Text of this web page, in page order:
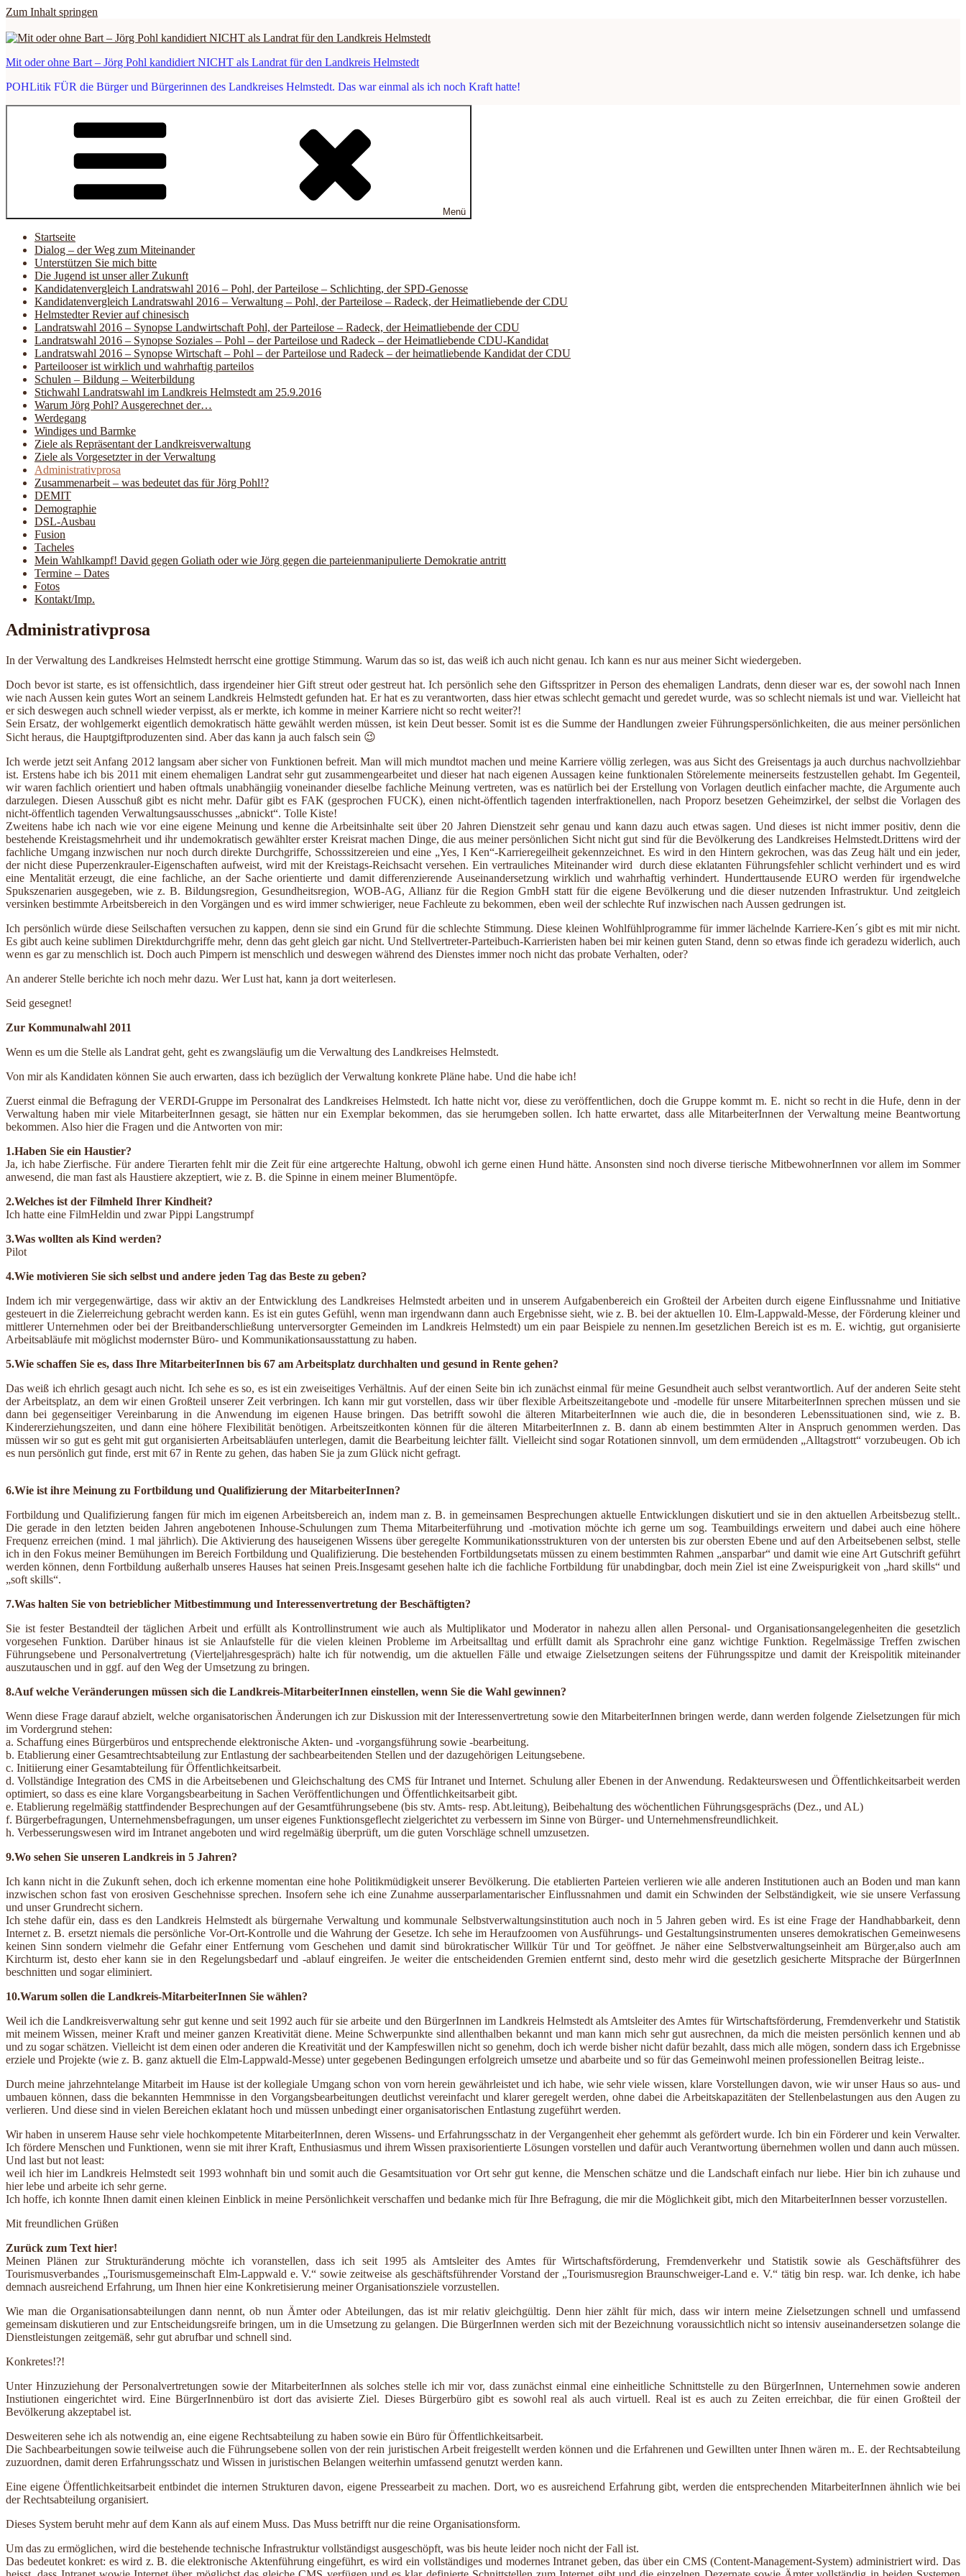
Zum Inhalt springen
Mit oder ohne Bart – Jörg Pohl kandidiert NICHT als Landrat für den Landkreis Helmstedt
POHLitik FÜR die Bürger und Bürgerinnen des Landkreises Helmstedt. Das war einmal als ich noch Kraft hatte!
Menü
Startseite
Dialog – der Weg zum Miteinander
Unterstützen Sie mich bitte
Die Jugend ist unser aller Zukunft
Kandidatenvergleich Landratswahl 2016 – Pohl, der Parteilose – Schlichting, der SPD-Genosse
Kandidatenvergleich Landratswahl 2016 – Verwaltung – Pohl, der Parteilose – Radeck, der Heimatliebende der CDU
Helmstedter Revier auf chinesisch
Landratswahl 2016 – Synopse Landwirtschaft Pohl, der Parteilose – Radeck, der Heimatliebende der CDU
Landratswahl 2016 – Synopse Soziales – Pohl – der Parteilose und Radeck – der Heimatliebende CDU-Kandidat
Landratswahl 2016 – Synopse Wirtschaft – Pohl – der Parteilose und Radeck – der heimatliebende Kandidat der CDU
Parteilooser ist wirklich und wahrhaftig parteilos
Schulen – Bildung – Weiterbildung
Stichwahl Landratswahl im Landkreis Helmstedt am 25.9.2016
Warum Jörg Pohl? Ausgerechnet der…
Werdegang
Windiges und Barmke
Ziele als Repräsentant der Landkreisverwaltung
Ziele als Vorgesetzter in der Verwaltung
Administrativprosa
Zusammenarbeit – was bedeutet das für Jörg Pohl!?
DEMIT
Demographie
DSL-Ausbau
Fusion
Tacheles
Mein Wahlkampf! David gegen Goliath oder wie Jörg gegen die parteienmanipulierte Demokratie antritt
Termine – Dates
Fotos
Kontakt/Imp.
Administrativprosa
In der Verwaltung des Landkreises Helmstedt herrscht eine grottige Stimmung. Warum das so ist, das weiß ich auch nicht genau. Ich kann es nur aus meiner Sicht wiedergeben.
Doch bevor ist starte, es ist offensichtlich, dass irgendeiner hier Gift streut oder gestreut hat. Ich persönlich sehe den Giftsspritzer in Person des ehemaligen Landrats, denn dieser war es, der sowohl nach Innen
wie nach Aussen kein gutes Wort an seinem Landkreis Helmstedt gefunden hat. Er hat es zu verantworten, dass hier etwas schlecht gemacht und geredet wurde, was so schlecht niemals ist und war. Vielleicht hat
er sich deswegen auch schnell wieder verpisst, als er merkte, ich komme in meiner Karriere nicht so recht weiter?!
Sein Ersatz, der wohlgemerkt eigentlich demokratisch hätte gewählt werden müssen, ist kein Deut besser. Somit ist es die Summe der Handlungen zweier Führungspersönlichkeiten, die aus meiner persönlichen
Sicht heraus, die Hauptgiftproduzenten sind. Aber das kann ja auch falsch sein 😉
Ich werde jetzt seit Anfang 2012 langsam aber sicher von Funktionen befreit. Man will mich mundtot machen und meine Karriere völlig zerlegen, was aus Sicht des Greisentags ja auch durchus nachvollziehbar
ist. Erstens habe ich bis 2011 mit einem ehemaligen Landrat sehr gut zusammengearbeitet und dieser hat nach eigenen Aussagen keine funktionalen Störelemente meinerseits festzustellen gehabt. Im Gegenteil,
wir waren fachlich orientiert und haben oftmals unabhängiig voneinander dieselbe fachliche Meinung vertreten, was es natürlich bei der Erstellung von Vorlagen deutlich einfacher machte, die Argumente auch
darzulegen. Diesen Ausschuß gibt es nicht mehr. Dafür gibt es FAK (gesprochen FUCK), einen nicht-öffentlich tagenden interfraktionellen, nach Proporz besetzen Geheimzirkel, der selbst die Vorlagen des
nicht-öffentlich tagenden Verwaltungsausschusses „abnickt“. Tolle Kiste!
Zweitens habe ich nach wie vor eine eigene Meinung und kenne die Arbeitsinhalte seit über 20 Jahren Dienstzeit sehr genau und kann dazu auch etwas sagen. Und dieses ist nicht immer positiv, denn die
bestehende Kreistagsmehrheit und ihr undemokratisch gewählter erster Kreisrat machen Dinge, die aus meiner persönlichen Sicht nicht gut sind für die Bevölkerung des Landkreises Helmstedt.Drittens wird der
fachliche Umgang inzwischen nur noch durch direkte Durchgriffe, Schosssitzereien und eine „Yes, I Ken“-Karrieregeilheit gekennzeichnet. Es wird in den Hintern gekrochen, was das Zeug hält und ein jeder,
der nicht diese Puperzenkrauler-Eigenschaften aufweist, wird mit der Kreistags-Reichsacht versehen. Ein vertrauliches Miteinander wird durch diese eklatanten Führungsfehler schlicht verhindert und es wird
eine Mentalität erzeugt, die eine fachliche, an der Sache orientierte und damit differenzierende Auseinandersetzung wirklich und wahrhaftig verhindert. Hunderttausende EURO werden für irgendwelche
Spukszenarien ausgegeben, wie z. B. Bildungsregion, Gesundheitsregion, WOB-AG, Allianz für die Region GmbH statt für die eigene Bevölkerung und die dieser nutzenden Infrastruktur. Und zeitgleich
versinken bestimmte Arbeitsbereich in den Vorgängen und es wird immer schwieriger, neue Fachleute zu bekommen, eben weil der schlechte Ruf inzwischen nach Aussen gedrungen ist.
Ich persönlich würde diese Seilschaften versuchen zu kappen, denn sie sind ein Grund für die schlechte Stimmung. Diese kleinen Wohlfühlprogramme für immer lächelnde Karriere-Ken´s gibt es mit mir nicht.
Es gibt auch keine sublimen Direktdurchgriffe mehr, denn das geht gleich gar nicht. Und Stellvertreter-Parteibuch-Karrieristen haben bei mir keinen guten Stand, denn so etwas finde ich geradezu widerlich, auch
wenn es gar zu menschlich ist. Doch auch Pimpern ist menschlich und deswegen während des Dienstes immer noch nicht das probate Verhalten, oder?
An anderer Stelle berichte ich noch mehr dazu. Wer Lust hat, kann ja dort weiterlesen.
Seid gesegnet!
Zur Kommunalwahl 2011
Wenn es um die Stelle als Landrat geht, geht es zwangsläufig um die Verwaltung des Landkreises Helmstedt.
Von mir als Kandidaten können Sie auch erwarten, dass ich bezüglich der Verwaltung konkrete Pläne habe. Und die habe ich!
Zuerst einmal die Befragung der VERDI-Gruppe im Personalrat des Landkreises Helmstedt. Ich hatte nicht vor, diese zu veröffentlichen, doch die Gruppe kommt m. E. nicht so recht in die Hufe, denn in der
Verwaltung haben mir viele MitarbeiterInnen gesagt, sie hätten nur ein Exemplar bekommen, das sie herumgeben sollen. Ich hatte erwartet, dass alle MitarbeiterInnen der Verwaltung meine Beantwortung
bekommen. Also hier die Fragen und die Antworten von mir:
1.Haben Sie ein Haustier?
Ja, ich habe Zierfische. Für andere Tierarten fehlt mir die Zeit für eine artgerechte Haltung, obwohl ich gerne einen Hund hätte. Ansonsten sind noch diverse tierische MitbewohnerInnen vor allem im Sommer
anwesend, die man fast als Haustiere akzeptiert, wie z. B. die Spinne in einem meiner Blumentöpfe.
2.Welches ist der Filmheld Ihrer Kindheit?
Ich hatte eine FilmHeldin und zwar Pippi Langstrumpf
3.Was wollten als Kind werden?
Pilot
4.Wie motivieren Sie sich selbst und andere jeden Tag das Beste zu geben?
Indem ich mir vergegenwärtige, dass wir aktiv an der Entwicklung des Landkreises Helmstedt arbeiten und in unserem Aufgabenbereich ein Großteil der Arbeiten durch eigene Einflussnahme und Initiative
gesteuert in die Zielerreichung gebracht werden kann. Es ist ein gutes Gefühl, wenn man irgendwann dann auch Ergebnisse sieht, wie z. B. bei der aktuellen 10. Elm-Lappwald-Messe, der Förderung kleiner und
mittlerer Unternehmen oder bei der Breitbanderschließung unterversorgter Gemeinden im Landkreis Helmstedt) um ein paar Beispiele zu nennen.Im gesetzlichen Bereich ist es m. E. wichtig, gut organisierte
Arbeitsabläufe mit möglichst modernster Büro- und Kommunikationsausstattung zu haben.
5.Wie schaffen Sie es, dass Ihre MitarbeiterInnen bis 67 am Arbeitsplatz durchhalten und gesund in Rente gehen?
Das weiß ich ehrlich gesagt auch nicht. Ich sehe es so, es ist ein zweiseitiges Verhältnis. Auf der einen Seite bin ich zunächst einmal für meine Gesundheit auch selbst verantwortlich. Auf der anderen Seite steht
der Arbeitsplatz, an dem wir einen Großteil unserer Zeit verbringen. Ich kann mir gut vorstellen, dass wir über flexible Arbeitszeitangebote und -modelle für unsere MitarbeiterInnen sprechen müssen und sie
dann bei gegenseitiger Vereinbarung in die Anwendung im eigenen Hause bringen. Das betrifft sowohl die älteren MitarbeiterInnen wie auch die, die in besonderen Lebenssituationen sind, wie z. B.
Kindererziehungszeiten, und dann eine höhere Flexibilität benötigen. Arbeitszeitkonten können für die älteren MitarbeiterInnen z. B. dann ab einem bestimmten Alter in Anspruch genommen werden. Das
müssen wir so gut es geht mit gut organisierten Arbeitsabläufen unterlegen, damit die Bearbeitung leichter fällt. Vielleicht sind sogar Rotationen sinnvoll, um dem ermüdenden „Alltagstrott“ vorzubeugen. Ob ich
es nun persönlich gut finde, erst mit 67 in Rente zu gehen, das haben Sie ja zum Glück nicht gefragt.
6.Wie ist ihre Meinung zu Fortbildung und Qualifizierung der MitarbeiterInnen?
Fortbildung und Qualifizierung fangen für mich im eigenen Arbeitsbereich an, indem man z. B. in gemeinsamen Besprechungen aktuelle Entwicklungen diskutiert und sie in den aktuellen Arbeitsbezug stellt..
Die gerade in den letzten beiden Jahren angebotenen Inhouse-Schulungen zum Thema Mitarbeiterführung und -motivation möchte ich gerne um sog. Teambuildings erweitern und dabei auch eine höhere
Frequenz erreichen (mind. 1 mal jährlich). Die Aktivierung des hauseigenen Wissens über geregelte Kommunikationsstrukturen von der untersten bis zur obersten Ebene und auf den Arbeitsebenen selbst, stelle
ich in den Fokus meiner Bemühungen im Bereich Fortbildung und Qualifizierung. Die bestehenden Fortbildungsetats müssen zu einem bestimmten Rahmen „ansparbar“ und damit wie eine Art Gutschrift geführt
werden können, denn Fortbildung außerhalb unseres Hauses hat seinen Preis.Insgesamt gesehen halte ich die fachliche Fortbildung für unabdingbar, doch mein Ziel ist eine Zweispurigkeit von „hard skills“ und
„soft skills“.
7.Was halten Sie von betrieblicher Mitbestimmung und Interessenvertretung der Beschäftigten?
Sie ist fester Bestandteil der täglichen Arbeit und erfüllt als Kontrollinstrument wie auch als Multiplikator und Moderator in nahezu allen allen Personal- und Organisationsangelegenheiten die gesetzlich
vorgesehen Funktion. Darüber hinaus ist sie Anlaufstelle für die vielen kleinen Probleme im Arbeitsalltag und erfüllt damit als Sprachrohr eine ganz wichtige Funktion. Regelmässige Treffen zwischen
Führungsebene und Personalvertretung (Vierteljahresgespräch) halte ich für notwendig, um die aktuellen Fälle und etwaige Zielsetzungen seitens der Führungsspitze und damit der Kreispolitik miteinander
auszutauschen und in ggf. auf den Weg der Umsetzung zu bringen.
8.Auf welche Veränderungen müssen sich die Landkreis-MitarbeiterInnen einstellen, wenn Sie die Wahl gewinnen?
Wenn diese Frage darauf abzielt, welche organisatorischen Änderungen ich zur Diskussion mit der Interessenvertretung sowie den MitarbeiterInnen bringen werde, dann werden folgende Zielsetzungen für mich
im Vordergrund stehen:
a. Schaffung eines Bürgerbüros und entsprechende elektronische Akten- und -vorgangsführung sowie -bearbeitung.
b. Etablierung einer Gesamtrechtsabteilung zur Entlastung der sachbearbeitenden Stellen und der dazugehörigen Leitungsebene.
c. Initiierung einer Gesamtabteilung für Öffentlichkeitsarbeit.
d. Vollständige Integration des CMS in die Arbeitsebenen und Gleichschaltung des CMS für Intranet und Internet. Schulung aller Ebenen in der Anwendung. Redakteurswesen und Öffentlichkeitsarbeit werden
optimiert, so dass es eine klare Vorgangsbearbeitung in Sachen Veröffentlichungen und Öffentlichkeitsarbeit gibt.
e. Etablierung regelmäßig stattfindender Besprechungen auf der Gesamtführungsebene (bis stv. Amts- resp. Abt.leitung), Beibehaltung des wöchentlichen Führungsgesprächs (Dez., und AL)
f. Bürgerbefragungen, Unternehmensbefragungen, um unser eigenes Funktionsgeflecht zielgerichtet zu verbessern im Sinne von Bürger- und Unternehmensfreundlichkeit.
h. Verbesserungswesen wird im Intranet angeboten und wird regelmäßig überprüft, um die guten Vorschläge schnell umzusetzen.
9.Wo sehen Sie unseren Landkreis in 5 Jahren?
Ich kann nicht in die Zukunft sehen, doch ich erkenne momentan eine hohe Politikmüdigkeit unserer Bevölkerung. Die etablierten Parteien verlieren wie alle anderen Institutionen auch an Boden und man kann
inzwischen schon fast von erosiven Geschehnisse sprechen. Insofern sehe ich eine Zunahme ausserparlamentarischer Einflussnahmen und damit ein Schwinden der Selbständigkeit, wie sie unsere Verfassung
und unser Grundrecht sichern.
Ich stehe dafür ein, dass es den Landkreis Helmstedt als bürgernahe Verwaltung und kommunale Selbstverwaltungsinstitution auch noch in 5 Jahren geben wird. Es ist eine Frage der Handhabbarkeit, denn
Internet z. B. ersetzt niemals die persönliche Vor-Ort-Kontrolle und die Wahrung der Gesetze. Ich sehe im Heraufzoomen von Ausführungs- und Gestaltungsinstrumenten unseres demokratischen Gemeinwesens
keinen Sinn sondern vielmehr die Gefahr einer Entfernung vom Geschehen und damit sind bürokratischer Willkür Tür und Tor geöffnet. Je näher eine Selbstverwaltungseinheit am Bürger,also auch am
Kirchturm ist, desto eher kann sie in den Regelungsbedarf und -ablauf eingreifen. Je weiter die entscheidenden Gremien entfernt sind, desto mehr wird die gesetzlich gesicherte Mitsprache der BürgerInnen
beschnitten und sogar eliminiert.
10.Warum sollen die Landkreis-MitarbeiterInnen Sie wählen?
Weil ich die Landkreisverwaltung sehr gut kenne und seit 1992 auch für sie arbeite und den BürgerInnen im Landkreis Helmstedt als Amtsleiter des Amtes für Wirtschaftsförderung, Fremdenverkehr und Statistik
mit meinem Wissen, meiner Kraft und meiner ganzen Kreativität diene. Meine Schwerpunkte sind allenthalben bekannt und man kann mich sehr gut ausrechnen, da mich die meisten persönlich kennen und ab
und zu sogar schätzen. Vielleicht ist dem einen oder anderen die Kreativität und der Kampfeswillen nicht so genehm, doch ich werde bisher nicht dafür bezahlt, dass mich alle mögen, sondern dass ich Ergebnisse
erziele und Projekte (wie z. B. ganz aktuell die Elm-Lappwald-Messe) unter gegebenen Bedingungen erfolgreich umsetze und abarbeite und so für das Gemeinwohl meinen professionellen Beitrag leiste..
Durch meine jahrzehntelange Mitarbeit im Hause ist der kollegiale Umgang schon von vorn herein gewährleistet und ich habe, wie sehr viele wissen, klare Vorstellungen davon, wie wir unser Haus so aus- und
umbauen können, dass die bekannten Hemmnisse in den Vorgangsbearbeitungen deutlichst vereinfacht und klarer geregelt werden, ohne dabei die Arbeitskapazitäten der Stellenbelastungen aus den Augen zu
verlieren. Und diese sind in vielen Bereichen eklatant hoch und müssen unbedingt einer organisatorischen Entlastung zugeführt werden.
Wir haben in unserem Hause sehr viele hochkompetente MitarbeiterInnen, deren Wissens- und Erfahrungsschatz in der Vergangenheit eher gehemmt als gefördert wurde. Ich bin ein Förderer und kein Verwalter.
Ich fördere Menschen und Funktionen, wenn sie mit ihrer Kraft, Enthusiasmus und ihrem Wissen praxisorientierte Lösungen vorstellen und dafür auch Verantwortung übernehmen wollen und dann auch müssen.
Und last but not least:
weil ich hier im Landkreis Helmstedt seit 1993 wohnhaft bin und somit auch die Gesamtsituation vor Ort sehr gut kenne, die Menschen schätze und die Landschaft einfach nur liebe. Hier bin ich zuhause und
hier lebe und arbeite ich sehr gerne.
Ich hoffe, ich konnte Ihnen damit einen kleinen Einblick in meine Persönlichkeit verschaffen und bedanke mich für Ihre Befragung, die mir die Möglichkeit gibt, mich den MitarbeiterInnen besser vorzustellen.
Mit freundlichen Grüßen
Zurück zum Text hier!
Meinen Plänen zur Strukturänderung möchte ich voranstellen, dass ich seit 1995 als Amtsleiter des Amtes für Wirtschaftsförderung, Fremdenverkehr und Statistik sowie als Geschäftsführer des
Tourismusverbandes „Tourismusgemeinschaft Elm-Lappwald e. V.“ sowie zeitweise als geschäftsführender Vorstand der „Tourismusregion Braunschweiger-Land e. V.“ tätig bin resp. war. Ich denke, ich habe
demnach ausreichend Erfahrung, um Ihnen hier eine Konkretisierung meiner Organisationsziele vorzustellen.
Wie man die Organisationsabteilungen dann nennt, ob nun Ämter oder Abteilungen, das ist mir relativ gleichgültig. Denn hier zählt für mich, dass wir intern meine Zielsetzungen schnell und umfassend
gemeinsam diskutieren und zur Entscheidungsreife bringen, um in die Umsetzung zu gelangen. Die BürgerInnen werden sich mit der Bezeichnung voraussichtlich nicht so intensiv auseinandersetzen solange die
Dienstleistungen zeitgemäß, sehr gut abrufbar und schnell sind.
Konkretes!?!
Unter Hinzuziehung der Personalvertretungen sowie der MitarbeiterInnen als solches stelle ich mir vor, dass zunächst einmal eine einheitliche Schnittstelle zu den BürgerInnen, Unternehmen sowie anderen
Instiutionen eingerichtet wird. Eine BürgerInnenbüro ist dort das avisierte Ziel. Dieses Bürgerbüro gibt es sowohl real als auch virtuell. Real ist es auch zu Zeiten erreichbar, die für einen Großteil der
Bevölkerung akzeptabel ist.
Desweiteren sehe ich als notwendig an, eine eigene Rechtsabteilung zu haben sowie ein Büro für Öffentlichkeitsarbeit.
Die Sachbearbeitungen sowie teilweise auch die Führungsebene sollen von der rein juristischen Arbeit freigestellt werden können und die Erfahrenen und Gewillten unter Ihnen wären m.. E. der Rechtsabteilung
zuzuordnen, damit deren Erfahrungsschatz und Wissen in juristischen Belangen weiterhin umfassend genutzt werden kann.
Eine eigene Öffentlichkeitsarbeit entbindet die internen Strukturen davon, eigene Pressearbeit zu machen. Dort, wo es ausreichend Erfahrung gibt, werden die entsprechenden MitarbeiterInnen ähnlich wie bei
der Rechtsabteilung organisiert.
Dieses System beruht mehr auf dem Kann als auf einem Muss. Das Muss betrifft nur die reine Organisationsform.
Um das zu ermöglichen, wird die bestehende technische Infrastruktur vollständigst ausgeschöpft, was bis heute leider noch nicht der Fall ist.
Das bedeutet konkret: es wird z. B. die elektronische Aktenführung eingeführt, es wird ein vollständiges und modernes Intranet geben, das über ein CMS (Content-Management-System) administriert wird. Das